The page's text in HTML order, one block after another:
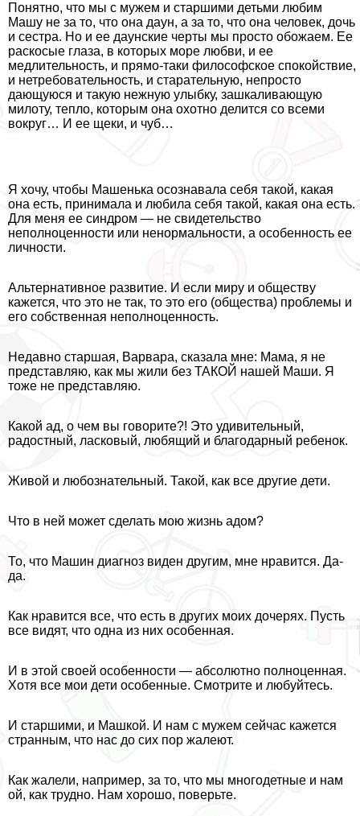
Понятно, что мы с мужем и старшими детьми любим
Машу не за то, что она дayн, а за то, что она человек, дочь
и сестра. Но и ее дayнские черты мы просто обожаем. Ее
раскосые глаза, в которых море любви, и ее
медлительность, и прямо-таки философское спокойствие,
и нетребовательность, и старательную, непросто
дающуюся и такую нежную улыбку, зашкаливающую
милоту, тепло, которым она охотно делится со всеми
вокруг… И ее щеки, и чуб…
Я хочу, чтобы Машенька осознавала себя такой, какая
она есть, принимала и любила себя такой, какая она есть.
Для меня ее синдром — не свидетельство
неполноценности или нeнopмaльности, а особенность ее
личности.
Альтернативное развитие. И если миру и обществу
кажется, что это не так, то это его (общества) проблемы и
его собственная неполноценность.
Недавно старшая, Варвара, сказала мне: Мама, я не
представляю, как мы жили без ТАКОЙ нашей Маши. Я
тоже не представляю.
Какой ад, о чем вы говорите?! Это удивительный,
радостный, ласковый, любящий и благодарный ребенок.
Живой и любознательный. Такой, как все другие дети.
Что в ней может сделать мою жизнь адом?
То, что Машин диагноз виден другим, мне нравится. Да-
да.
Как нравится все, что есть в других моих дочерях. Пусть
все видят, что одна из них особенная.
И в этой своей особенности — абсолютно полноценная.
Хотя все мои дети особенные. Смотрите и любуйтесь.
И старшими, и Машкой. И нам с мужем сейчас кажется
странным, что нас до сих пор жалеют.
Как жалели, например, за то, что мы многодетные и нам
ой, как трудно. Нам хорошо, поверьте.